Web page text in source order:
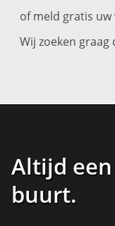
of meld gratis uw
Wij zoeken
Altijd
buurt.